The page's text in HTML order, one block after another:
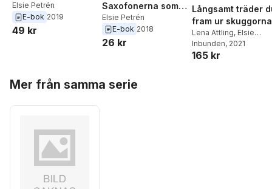
Elsie Petrén
E-bok 2019
49 kr
Saxofonerna som
försvann
Elsie Petrén
E-bok 2018
26 kr
Långsamt träder
fram ur skuggorna
Lena Attling, Elsie
Petrén
Inbunden, 2021
165 kr
Mer från samma serie